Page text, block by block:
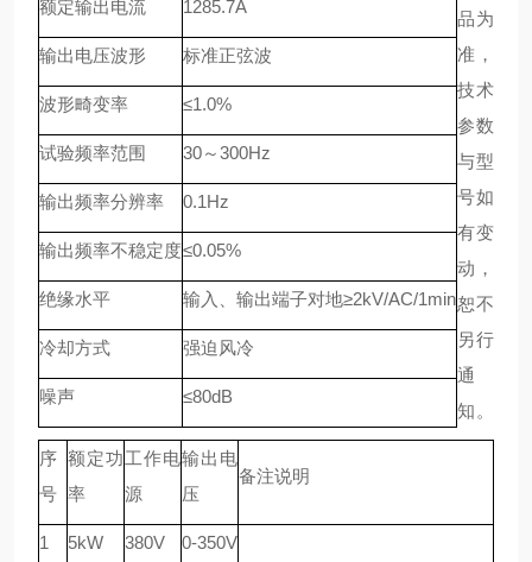
额定输出电流 1285.7A
输出电压波形 标准正弦波
波形畸变率 ≤1.0%
试验频率范围 30～300Hz
输出频率分辨率 0.1Hz
输出频率不稳定度≤0.05%
绝缘水平 输入、输出端子对地≥2kV/AC/1min
冷却方式 强迫风冷
噪声 ≤80dB
序
号
额定功
率
工作电
源
输出电
压
备注说明
1 5kW 380V
0-350V
品为
准，
技术
参数
与型
号如
有变
动，
恕不
另行
通
知。